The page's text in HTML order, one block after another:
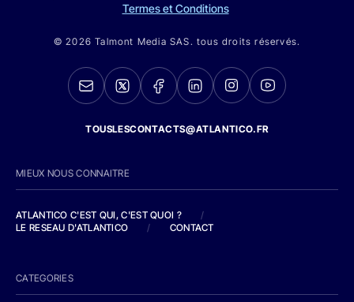
Termes et Conditions
© 2026 Talmont Media SAS. tous droits réservés.
TOUSLESCONTACTS@ATLANTICO.FR
MIEUX NOUS CONNAITRE
ATLANTICO C'EST QUI, C'EST QUOI ?
/
LE RESEAU D'ATLANTICO
/ CONTACT
CATEGORIES